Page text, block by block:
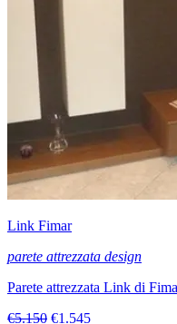
Link Fimar
parete attrezzata design
Parete attrezzata Link di
€5.150 €1.545